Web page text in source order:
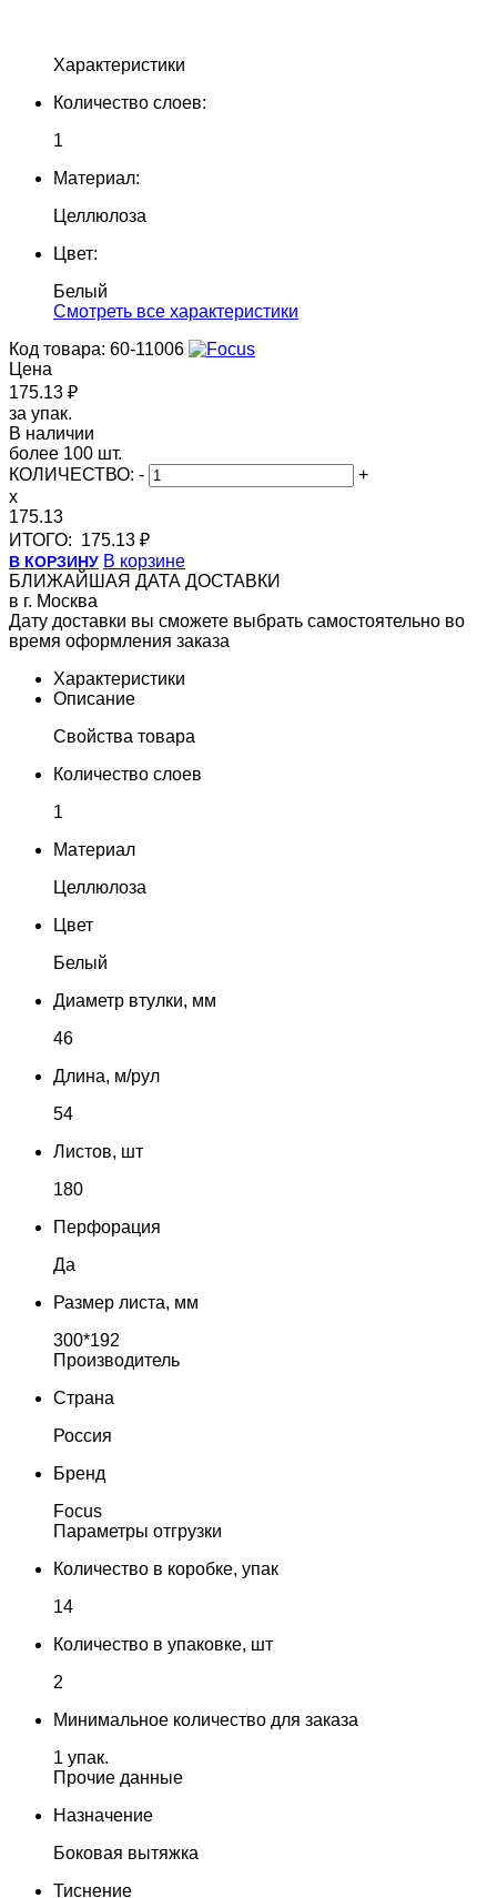
Характеристики
Количество слоев:
1
Материал:
Целлюлоза
Цвет:
Белый
Cмотреть все характеристики
Код товара: 60-11006
Цена
175.13 ₽
за упак.
В наличии
более 100 шт.
КОЛИЧЕСТВО: -
+
x
175.13
ИТОГО: 175.13 ₽
В КОРЗИНУ В корзине
БЛИЖАЙШАЯ ДАТА ДОСТАВКИ
в г. Москва
Дату доставки вы сможете выбрать самостоятельно во
время оформления заказа
Характеристики
Описание
Свойства товара
Количество слоев
1
Материал
Целлюлоза
Цвет
Белый
Диаметр втулки, мм
46
Длина, м/рул
54
Листов, шт
180
Перфорация
Да
Размер листа, мм
300*192
Производитель
Страна
Россия
Бренд
Focus
Параметры отгрузки
Количество в коробке, упак
14
Количество в упаковке, шт
2
Минимальное количество для заказа
1 упак.
Прочие данные
Назначение
Боковая вытяжка
Тиснение